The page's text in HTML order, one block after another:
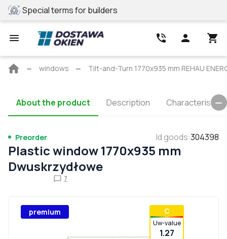
Special terms for builders
Main
windows Tilt-and-Turn 1770x935 mm REHAU
About the product Description Characteristics
Preorder Id goods:304398
Plastic window 1770x935 mm
Dwuskrzydłowe
7
premium С
Uw-value
1.27